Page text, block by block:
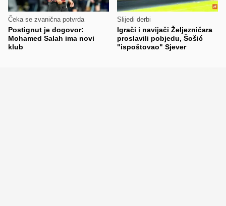
Čeka se zvanična potvrda
Postignut je dogovor:
Mohamed Salah ima novi
klub
Slijedi derbi
Igrači i navijači Željezničara
proslavili pobjedu, Šošić
"ispoštovao" Sjever